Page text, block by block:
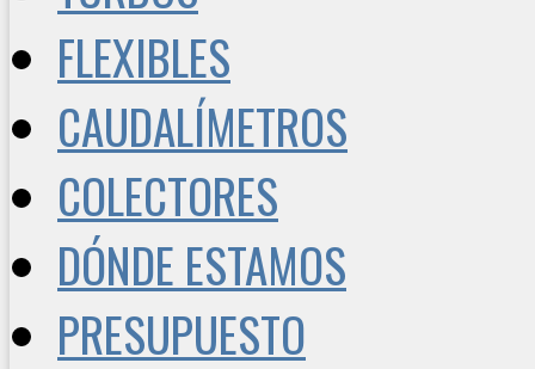
FLEXIBLES
CAUDALÍMETROS
COLECTORES
DÓNDE ESTAMOS
PRESUPUESTO